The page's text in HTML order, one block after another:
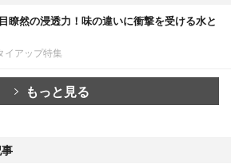
瞭然の浸透力！味の違いに衝撃を受ける水と
イアップ特集
もっと見る